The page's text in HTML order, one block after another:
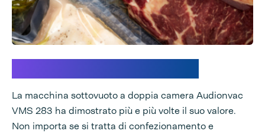
La macchina sottovuoto a doppia camera Audionvac
VMS 283 ha dimostrato più e più volte il suo valore.
Non importa se si tratta di confezionamento e